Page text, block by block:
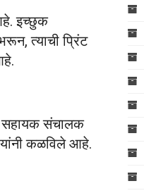
इच्छुक
त्याची प्रिंट
सहायक संचालक
कळविलेआहे.